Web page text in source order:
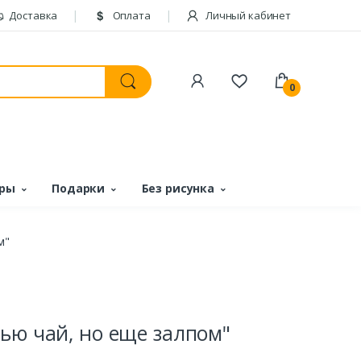
Доставка Оплата Личный кабинет
0
Подарки Без рисунка
чай, но еще залпом"